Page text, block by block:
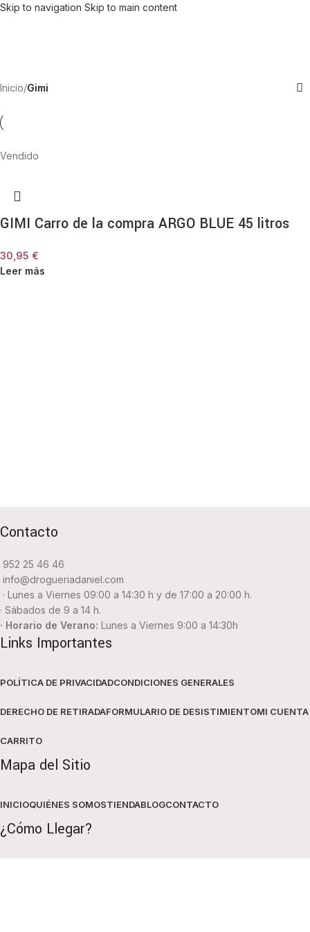
Skip to navigation Skip to main content
Inicio/Gimi
Vendido
GIMI Carro de la compra ARGO BLUE 45 litros
30,95 €
Leer más
Contacto
952 25 46 46
info@drogueriadaniel.com
· Lunes a Viernes 09:00 a 14:30 h y de 17:00 a 20:00 h.
· Sábados de 9 a 14 h.
· Horario de Verano: Lunes a Viernes 9:00 a 14:30h
Links Importantes
POLÍTICA DE PRIVACIDADCONDICIONES GENERALES
DERECHO DE RETIRADAFORMULARIO DE DESISTIMIENTOMI CUENTA
CARRITO
Mapa del Sitio
INICIOQUIÉNES SOMOSTIENDABLOGCONTACTO
¿Cómo Llegar?